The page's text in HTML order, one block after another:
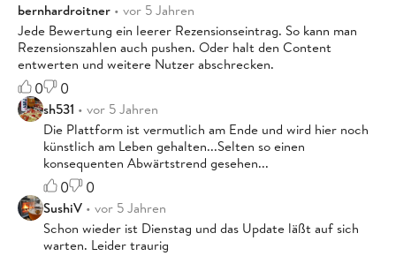
bernhardroitner • vor 5 Jahren
Jede Bewertung ein leerer Rezensionseintrag. So kann man
Rezensionszahlen auch pushen. Oder halt den Content
entwerten und weitere Nutzer abschrecken.
0 0
sh531 • vor 5 Jahren
Die Plattform ist vermutlich am Ende und wird hier noch
künstlich am Leben gehalten...Selten so einen
konsequenten Abwärtstrend gesehen...
0 0
SushiV • vor 5 Jahren
Schon wieder ist Dienstag und das Update läßt auf sich
warten. Leider traurig